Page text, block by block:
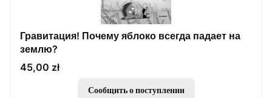
Гравитация! Почему яблоко всегда падает на
землю?
Цена
45,00 zł
Сообщить о поступлении